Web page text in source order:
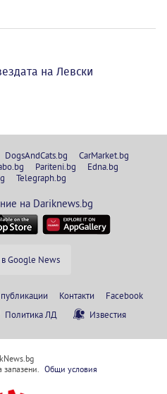
на Левски
DogsAndCats.bg
CarMarket.bg
Pariteni.bg
Edna.bg
Telegraph.bg
на Dariknews.bg
Google News
Контакти
Facebook
Политика ЛД Известия
Общи условия